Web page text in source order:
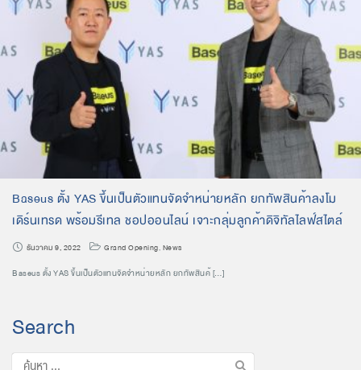
Baseus ตั้ง YAS ขึ้นเป็นตัวแทนจัดจำหน่ายหลัก ยกทัพสินค้าลงโม
เดิร์นเทรด พร้อมรีเทล ชอปออนไลน์ เจาะกลุ่มลูกค้าดิจิทัลไลฟ์สไตล์
ธันวาคม 9, 2022 Grand Opening,News
Baseus ตั้ง YAS ขึ้นเป็นตัวแทนจัดจำหน่ายหลัก ยกทัพสินค้ […]
Search